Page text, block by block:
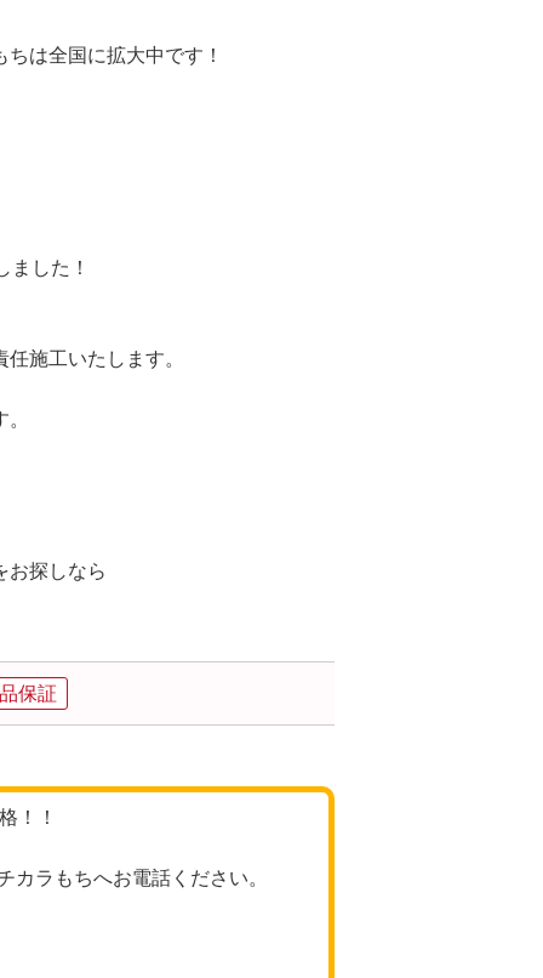
は全国に拡大中です！
ました！
施工いたします。
お探しなら
保証
！！
ラもちへお電話ください。